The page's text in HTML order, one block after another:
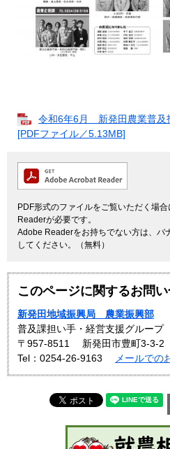
令和6年6月 新発田農業普
[PDFファイル／5.13MB]
PDF形式のファイルをご覧いただく場
Readerが必要です。
Adobe Readerをお持ちでない方は、バ
してください。（無料）
このページに関するお問
新発田地域振興局 農業振興部
普及課担い手・経営支援グループ
〒957-8511
新発田市豊町3-3-2
Tel：0254-26-9163
メールでの